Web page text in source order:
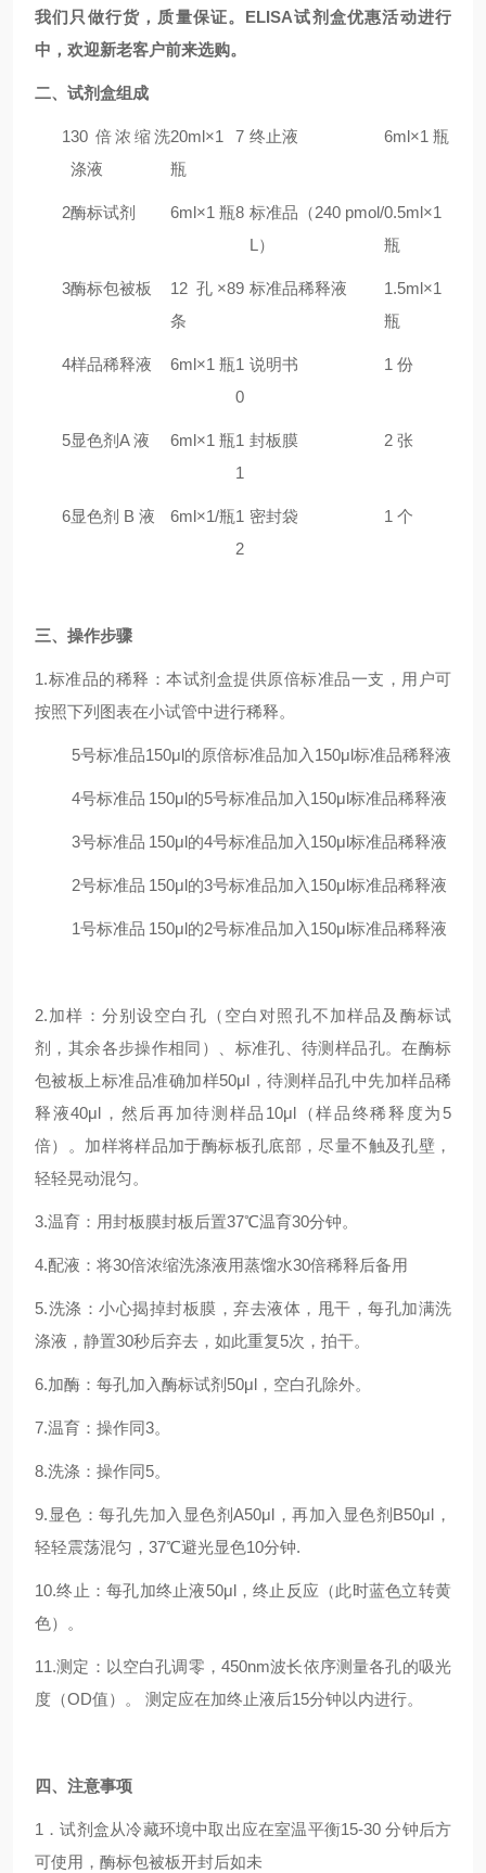
我们只做行货，质量保证。ELISA试剂盒优惠活动进行
中，欢迎新老客户前来选购。
二、试剂盒组成
130 倍浓缩洗
涤液
20ml×1
瓶
7 终止液 6ml×1 瓶
2酶标试剂 6ml×1 瓶8 标准品（240 pmol/
L）
0.5ml×1
瓶
3酶标包被板
12 孔×8
条
9 标准品稀释液
1.5ml×1
瓶
4样品稀释液 6ml×1 瓶1
0
说明书 1 份
5显色剂A 液 6ml×1 瓶1
1
封板膜 2 张
6显色剂 B 液 6ml×1/瓶1
2
密封袋 1 个
三、操作步骤
1.标准品的稀释：本试剂盒提供原倍标准品一支，用户可
按照下列图表在小试管中进行稀释。
5号标准品150μl的原倍标准品加入150μl标准品稀释液
4号标准品 150μl的5号标准品加入150μl标准品稀释液
3号标准品 150μl的4号标准品加入150μl标准品稀释液
2号标准品 150μl的3号标准品加入150μl标准品稀释液
1号标准品 150μl的2号标准品加入150μl标准品稀释液
2.加样：分别设空白孔（空白对照孔不加样品及酶标试
剂，其余各步操作相同）、标准孔、待测样品孔。在酶标
包被板上标准品准确加样50μl，待测样品孔中先加样品稀
释液40μl，然后再加待测样品10μl（样品终稀释度为5
倍）。加样将样品加于酶标板孔底部，尽量不触及孔壁，
轻轻晃动混匀。
3.温育：用封板膜封板后置37℃温育30分钟。
4.配液：将30倍浓缩洗涤液用蒸馏水30倍稀释后备用
5.洗涤：小心揭掉封板膜，弃去液体，甩干，每孔加满洗
涤液，静置30秒后弃去，如此重复5次，拍干。
6.加酶：每孔加入酶标试剂50μl，空白孔除外。
7.温育：操作同3。
8.洗涤：操作同5。
9.显色：每孔先加入显色剂A50μl，再加入显色剂B50μl，
轻轻震荡混匀，37℃避光显色10分钟.
10.终止：每孔加终止液50μl，终止反应（此时蓝色立转黄
色）。
11.测定：以空白孔调零，450nm波长依序测量各孔的吸光
度（OD值）。 测定应在加终止液后15分钟以内进行。
四、注意事项
1．试剂盒从冷藏环境中取出应在室温平衡15-30 分钟后方
可使用，酶标包被板开封后如未